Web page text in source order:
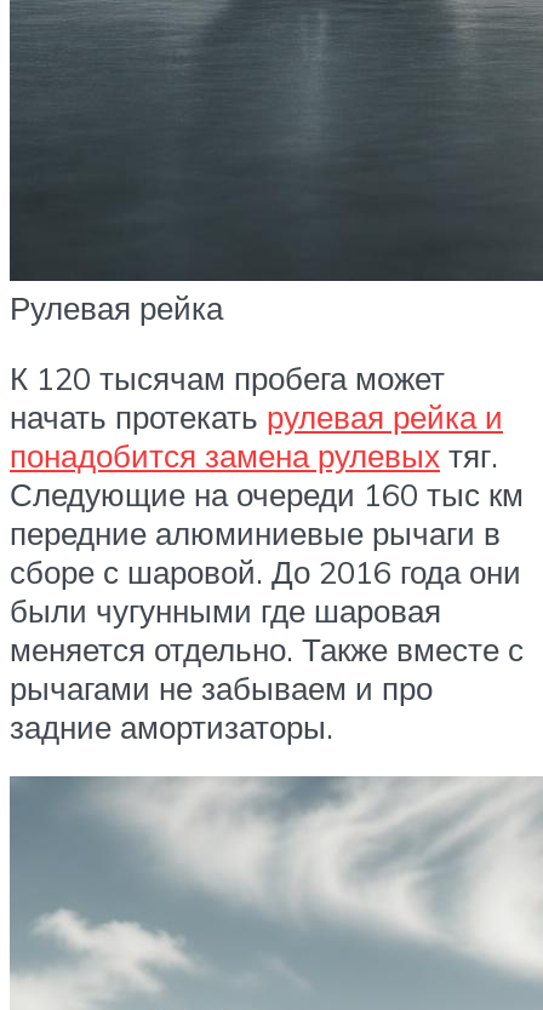
Рулевая рейка
К 120 тысячам пробега может
начать протекать рулевая рейка и
понадобится замена рулевых тяг.
Следующие на очереди 160 тыс км
передние алюминиевые рычаги в
сборе с шаровой. До 2016 года они
были чугунными где шаровая
меняется отдельно. Также вместе с
рычагами не забываем и про
задние амортизаторы.